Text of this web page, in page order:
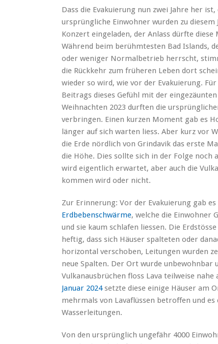
Dass die Evakuierung nun zwei Jahre her
ursprüngliche Einwohner wurden zu
Konzert eingeladen, der Anlass dürfte
Während beim berühmtesten Bad Islands,
oder weniger Normalbetrieb herrscht,
die Rückkehr zum früheren Leben dort
wieder so wird, wie vor der Evakuierung.
Beitrags dieses Gefühl mit der
Weihnachten 2023 durften die
verbringen. Einen kurzen Moment gab es
länger auf sich warten liess. Aber kurz vor
die Erde nördlich von Grindavik das erste
die Höhe. Dies sollte sich in der Folge
wird eigentlich erwartet, aber auch die
kommen wird oder nicht.
Zur Erinnerung: Vor der Evakuierung gab
Erdbebenschwärme, welche die Einwohner
und sie kaum schlafen liessen. Die
heftig, dass sich Häuser spalteten oder
horizontal verschoben, Leitungen wurden
neue Spalten. Der Ort wurde unbewohnbar
Vulkanausbrüchen floss Lava teilweise
Januar 2024setzte diese einige Häuser am
mehrmals von Lavaflüssen betroffen und
Wasserleitungen.
Von den ursprünglich ungefähr 4000